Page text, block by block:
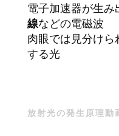
電子加速器が生み
線などの電磁波
肉眼では見分け
する光
放射光の発生原理動